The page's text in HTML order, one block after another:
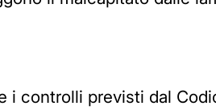
controlli previsti dal